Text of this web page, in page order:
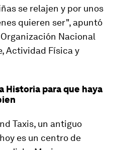
se relajen y por unos
quieren ser", apuntó
Nacional
Actividad Física y
Historia para que haya
Taxis, un antiguo
es un centro de